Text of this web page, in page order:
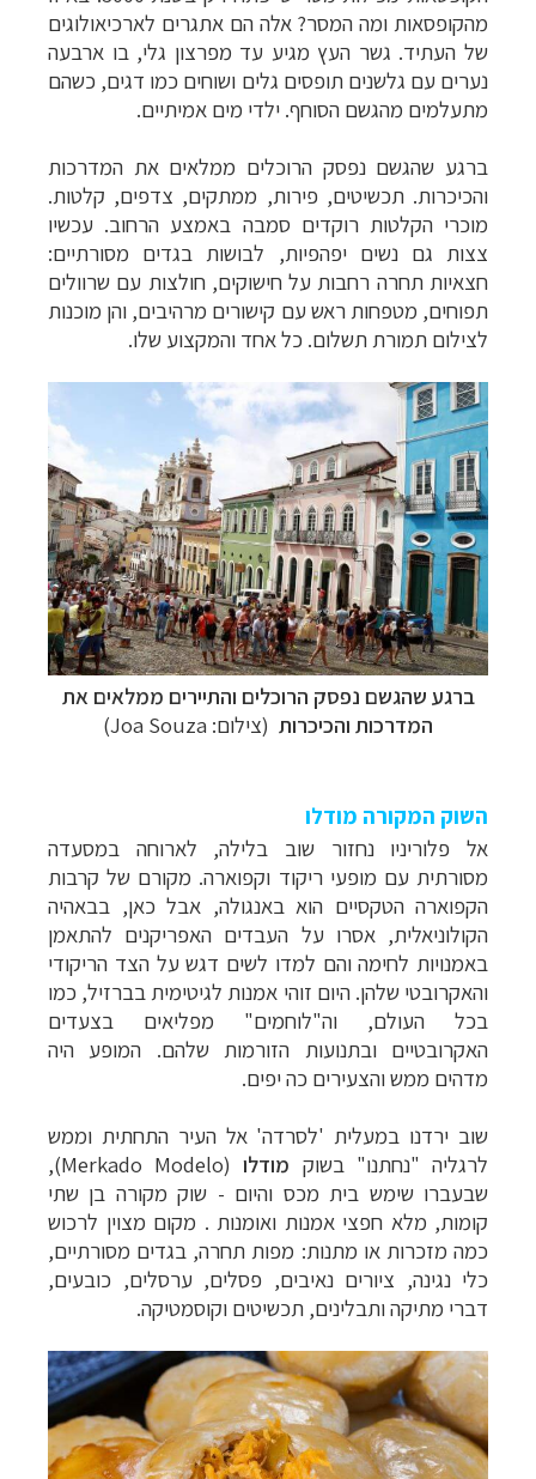
מהקופסאות ומה המסר? אלה הם אתגרים לארכיאולוגים
של העתיד. גשר העץ מגיע עד מפרצון גלי, בו ארבעה
נערים עם גלשנים תופסים גלים ושוחים כמו דגים, כשהם
מתעלמים מהגשם הסוחף. ילדי מים אמיתיים.
ברגע שהגשם נפסק הרוכלים ממלאים את המדרכות
והכיכרות. תכשיטים, פירות, ממתקים, צדפים, קלטות.
מוכרי הקלטות רוקדים סמבה באמצע הרחוב. עכשיו
צצות גם נשים יפהפיות, לבושות בגדים מסורתיים:
חצאיות תחרה רחבות על חישוקים, חולצות עם שרוולים
תפוחים, מטפחות ראש עם קישורים מרהיבים, והן מוכנות
לצילום תמורת תשלום. כל אחד והמקצוע שלו.
ברגע שהגשם נפסק הרוכלים והתיירים ממלאים את
המדרכות והכיכרות (צילום: Joa Souza)
השוק המקורה מודלו
אל פלוריניו נחזור שוב בלילה, לארוחה במסעדה
מסורתית עם מופעי ריקוד וקפוארה. מקורם של קרבות
הקפוארה הטקסיים הוא באנגולה, אבל כאן, בבאהיה
הקולוניאלית, אסרו על העבדים האפריקנים להתאמן
באמנויות לחימה והם למדו לשים דגש על הצד הריקודי
והאקרובטי שלהן. היום זוהי אמנות לגיטימית בברזיל, כמו
בכל העולם, וה"לוחמים" מפליאים בצעדים
האקרובטיים ובתנועות הזורמות שלהם. המופע היה
מדהים ממש והצעירים כה יפים.
שוב ירדנו במעלית 'לסרדה' אל העיר התחתית וממש
לרגליה "נחתנו" בשוק מודלו(
Merkado Modelo
),
שבעברו שימש בית מכס והיום - שוק מקורה בן שתי
קומות, מלא חפצי אמנות ואומנות . מקום מצוין לרכוש
כמה מזכרות או מתנות: מפות תחרה, בגדים מסורתיים,
כלי נגינה, ציורים נאיבים, פסלים, ערסלים, כובעים,
דברי מתיקה ותבלינים, תכשיטים וקוסמטיקה.